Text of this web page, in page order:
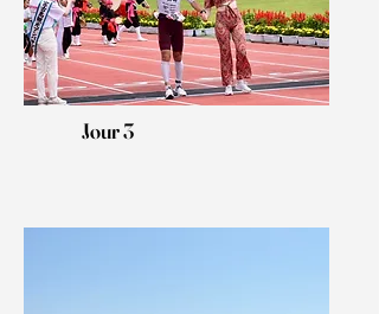
Jour 3